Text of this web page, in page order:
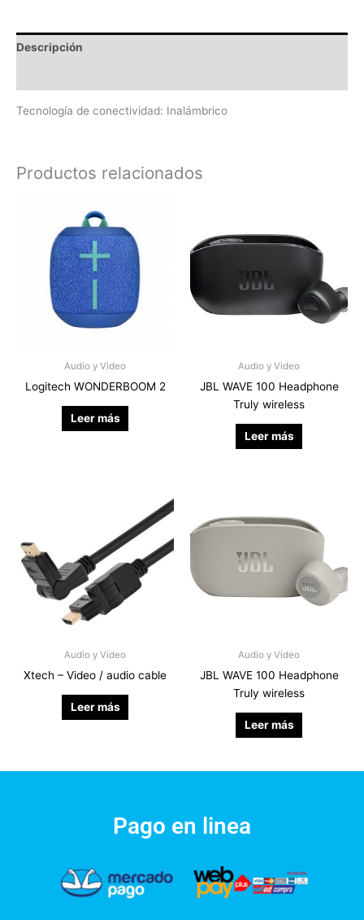
Descripción
Tecnología de conectividad: Inalámbrico
Productos relacionados
Audio y Video
Logitech WONDERBOOM 2
Leer más
Audio y Video
JBL WAVE 100 Headphone
Truly wireless
Leer más
Audio y Video
Xtech – Video / audio cable
Leer más
Audio y Video
JBL WAVE 100 Headphone
Truly wireless
Leer más
Pago en linea